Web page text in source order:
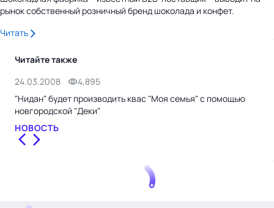
рынок собственный розничный бренд шоколада и конфет.
Читать
Читайте также
24.03.2008
4,895
"Нидан" будет производить квас "Моя семья" с помощью
новгородской "Деки"
НОВОСТЬ